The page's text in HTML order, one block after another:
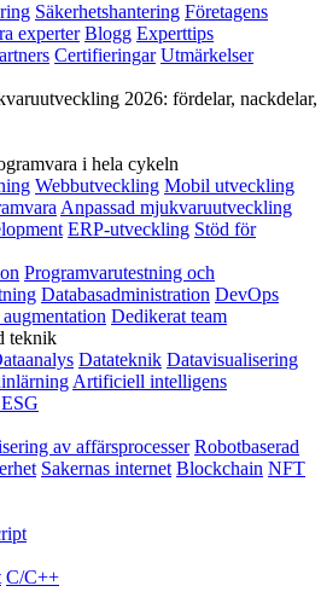
Säkerhetshantering Företagens
experter Blogg Experttips
Certifieringar Utmärkelser
2026: fördelar, nackdelar,
i hela cykeln
Webbutveckling Mobil utveckling
Anpassad mjukvaruutveckling
ERP-utveckling Stöd för
Programvarutestning och
Databasadministration DevOps
Dedikerat team
teknik
Datateknik Datavisualisering
Artificiell intelligens
av affärsprocesser Robotbaserad
Sakernas internet Blockchain NFT
C/C++